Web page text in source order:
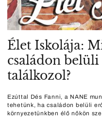
Élet Iskolája:
családon
találkozol?
Ezúttal Dés Fanni, a NANE
tehetünk, ha családon belüli
környezetünkben élő nőkön